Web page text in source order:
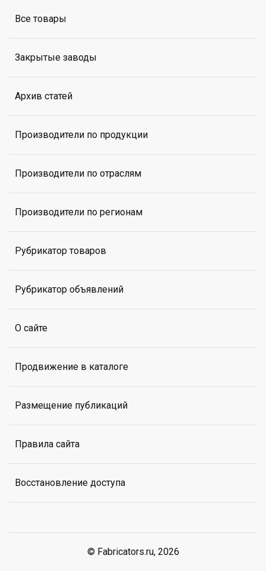
Все товары
Закрытые заводы
Архив статей
Производители по продукции
Производители по отраслям
Производители по регионам
Рубрикатор товаров
Рубрикатор объявлений
О сайте
Продвижение в каталоге
Размещение публикаций
Правила сайта
Восстановление доступа
© Fabricators.ru, 2026